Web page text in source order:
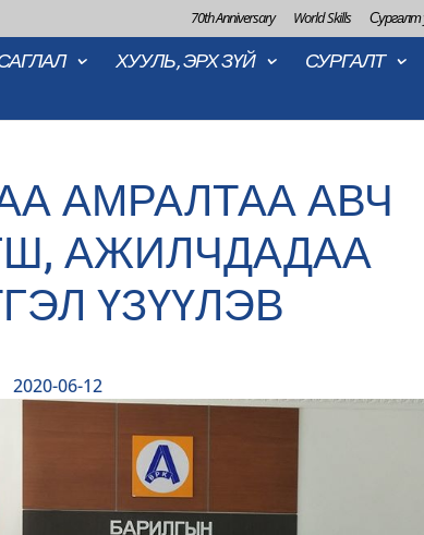
70th Anniversary World Skills Сургалт
ХУУЛЬ, ЭРХ ЗҮЙ СУРГАЛТ
АМРАЛТАА АВЧ
АЖИЛЧДАДАА
ҮЗҮҮЛЭВ
2020-06-12